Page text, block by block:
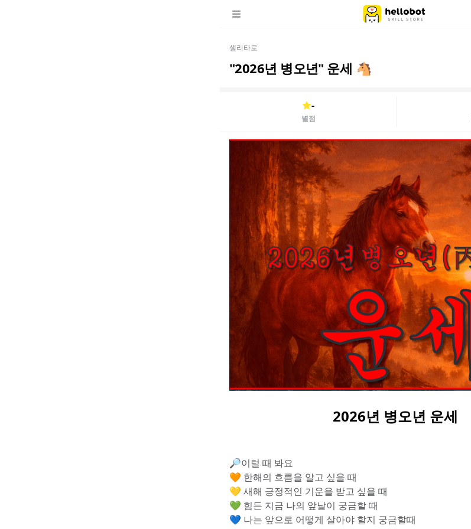
샐리타로
"2026년 병오년" 운세 🐴
-
별점
2026년 병오년 운세
🔎이럴 때 봐요
🧡 한해의 흐름을 알고 싶을 때
💛 새해 긍정적인 기운을 받고 싶을 때
💚 힘든 지금 나의 앞날이 궁금할 때
💙 나는 앞으로 어떻게 살아야 할지 궁금할때